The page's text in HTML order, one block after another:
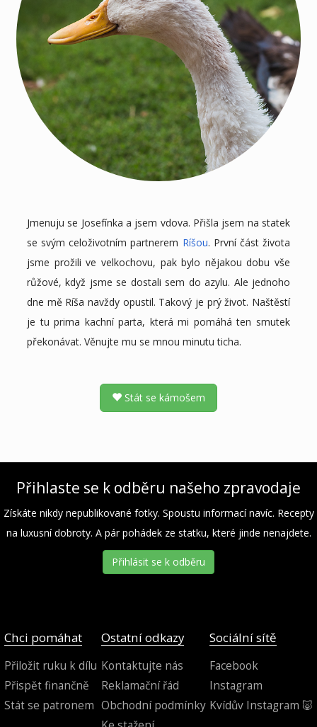
Jmenuju se Josefínka a jsem vdova. Přišla jsem na statek
se svým celoživotním partnerem Ríšou. První část života
jsme prožili ve velkochovu, pak bylo nějakou dobu vše
růžové, když jsme se dostali sem do azylu. Ale jednoho
dne mě Ríša navždy opustil. Takový je prý život. Naštěstí
je tu prima kachní parta, která mi pomáhá ten smutek
překonávat. Věnujte mu se mnou minutu ticha.
Stát se kámošem
Přihlaste se k odběru našeho zpravodaje
Získáte nikdy nepublikované fotky. Spoustu informací navíc. Recepty
na luxusní dobroty. A pár pohádek ze statku, které jinde nenajdete.
Přihlásit se k odběru
Chci pomáhat
Přiložit ruku k dílu
Přispět finančně
Stát se patronem
Ostatní odkazy
Kontaktujte nás
Reklamační řád
Obchodní podmínky
Sociální sítě
Facebook
Instagram
Kvídův Instagram 🐷